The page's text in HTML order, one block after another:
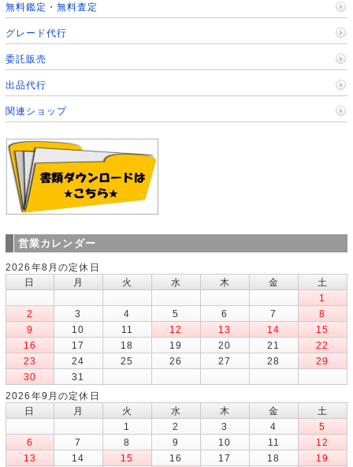
無料鑑定・無料査定
グレード代行
委託販売
出品代行
関連ショップ
営業カレンダー
2026年8月の定休日
日
月 火 水 木 金
土
1
2
3 4 5 6 7
8
9
10 11 12 13 14
15
16
17 18 19 20 21
22
23
24 25 26 27 28
29
30
31
2026年9月の定休日
日
月 火 水 木 金
土
1
2 3 4
5
6
7 8 9 10 11
12
13
14 15 16 17 18
19